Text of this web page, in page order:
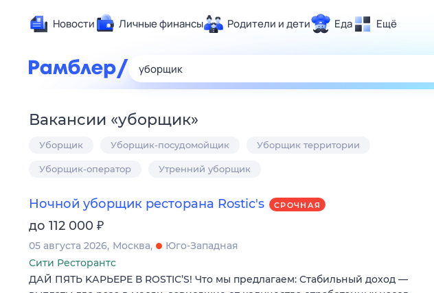
Новости Личные финансы Родители и дети Еда Ещё
Развлечения и отдых
Карьера
Жизненные ситуации
Вакансии «уборщик»
Уборщик Уборщик-посудомойщик Уборщик территории
Уборщик-оператор Утренний уборщик
Ночной уборщик ресторана Rostic's СРОЧНАЯ
до 112 000 ₽
05 августа 2026 Москва
Юго-Западная
Сити Ресторантс
ДАЙ ПЯТЬ KАPЬЕРE В RОSТIС’S! Чтo мы прeдлагаeм: Cтaбильный дoxод —